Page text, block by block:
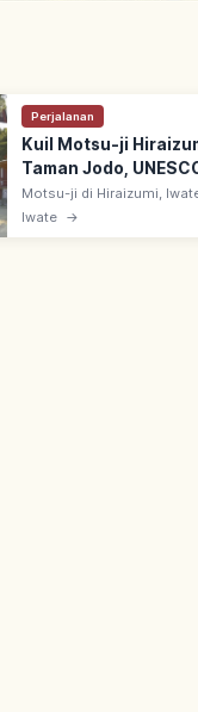
Perjalanan
Kuil Motsu-ji
Taman Jodo,
Berkunjung
Motsu-ji di Hiraizumi,
oleh Jikaku Daishi Ennin.
Iwate →